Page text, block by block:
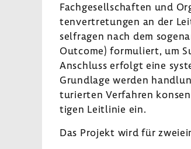
Fach­ge­sell­schaften und
ten­ver­tre­tungen an der
sel­fragen nach dem
Outcome) formu­liert, um
Anschluss erfolgt eine
Grund­lage werden
tu­rierten Verfahren
tigen Leit­linie ein.
Das Projekt wird für